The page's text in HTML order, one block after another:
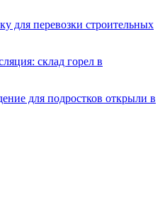
для перевозки строительных
склад горел в
для подростков открыли в